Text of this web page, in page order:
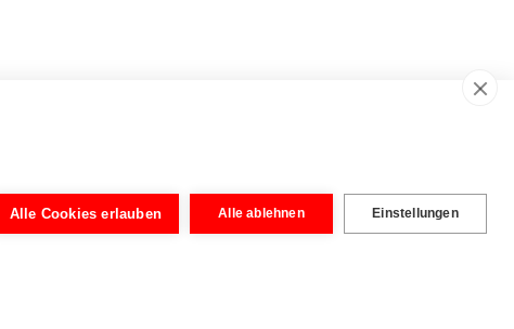
Verbraucherschutz. Die Informationsweitergabe an den
oder Rechtsberatung. Unabhängig von der
wurden von Rechtsanwälten aufgebaut, um eine vereinfachte
Erst nach Prüfung der eingereichten Unterlagen kann eine
Alle Cookies erlauben Alle ablehnen Einstellungen